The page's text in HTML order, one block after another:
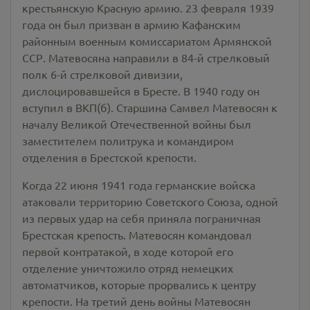
крестьянскую Красную армию. 23 февраля 1939
года он был призван в армию Кафанским
районным военным комиссариатом Армянской
ССР. Матевосяна направили в 84-й стрелковый
полк 6-й стрелковой дивизии,
дислоцировавшейся в Бресте. В 1940 году он
вступил в ВКП(б). Старшина Самвел Матевосян к
началу Великой Отечественной войны был
заместителем политрука и командиром
отделения в Брестской крепости.
Когда 22 июня 1941 года германские войска
атаковали территорию Советского Союза, одной
из первых удар на себя приняла пограничная
Брестская крепость. Матевосян командовал
первой контратакой, в ходе которой его
отделение уничтожило отряд немецких
автоматчиков, которые прорвались к центру
крепости. На третий день войны Матевосян